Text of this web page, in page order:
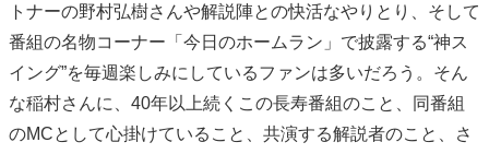
トナーの野村弘樹さんや解説陣との快活なやりとり、そして
番組の名物コーナー「今日のホームラン」で披露する“神ス
イング”を毎週楽しみにしているファンは多いだろう。そん
な稲村さんに、40年以上続くこの長寿番組のこと、同番組
のMCとして心掛けていること、共演する解説者のこと、さ